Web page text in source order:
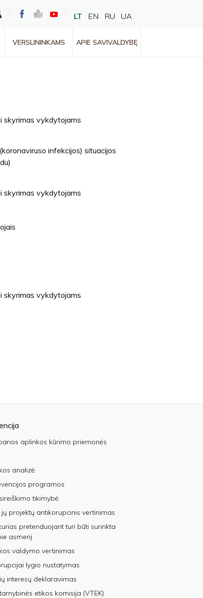
LT EN RU UA
VERSLININKAMS APIE SAVIVALDYBĘ
skyrimas vykdytojams
infekcijos) situacijos
skyrimas vykdytojams
skyrimas vykdytojams
aplinkos kūrimo priemonės
analizė
programos
tikimybė
projektų antikorupcinis vertinimas
pretenduojant turi būti surinkta
asmenį
valdymo vertinimas
lygio nustatymas
interesų deklaravimas
etikos komisija (VTEK)